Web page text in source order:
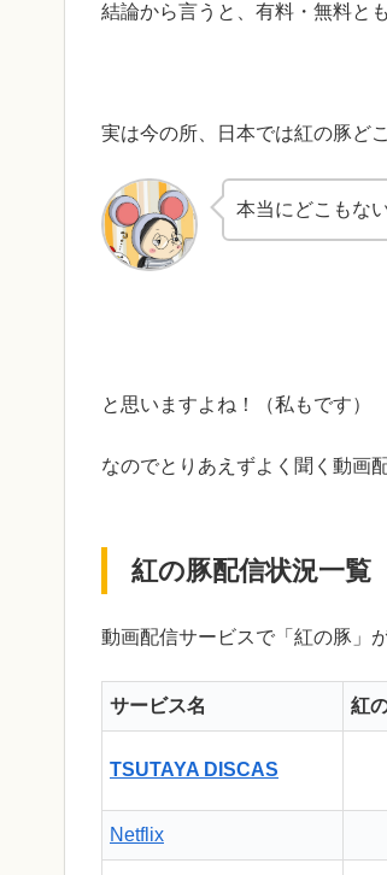
結論から言うと、有料・無料と
実は今の所、日本では紅の豚どこ
本当にどこもな
と思いますよね！（私もです）
なのでとりあえずよく聞く動画
紅の豚配信状況一覧
動画配信サービスで「紅の豚」
サービス名 紅
TSUTAYA DISCAS
Netflix